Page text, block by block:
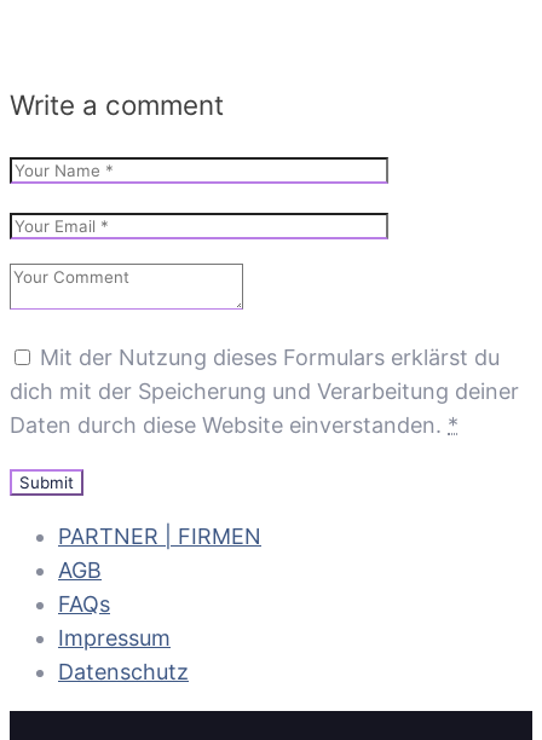
Write a comment
Mit der Nutzung dieses Formulars erklärst du
dich mit der Speicherung und Verarbeitung deiner
Daten durch diese Website einverstanden. *
PARTNER | FIRMEN
AGB
FAQs
Impressum
Datenschutz